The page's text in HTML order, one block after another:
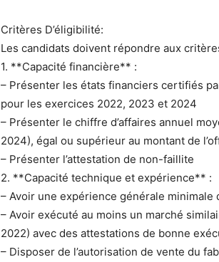
Critères D’éligibilité:
Les candidats doivent répondre aux
1. **Capacité financière** :
– Présenter les états financiers certifiés
pour les exercices 2022, 2023 et 2024
– Présenter le chiffre d’affaires annuel
2024), égal ou supérieur au montant de
– Présenter l’attestation de non-faillite
2. **Capacité technique et expérience** :
– Avoir une expérience générale
– Avoir exécuté au moins un marché
2022) avec des attestations de bonne
– Disposer de l’autorisation de vente du